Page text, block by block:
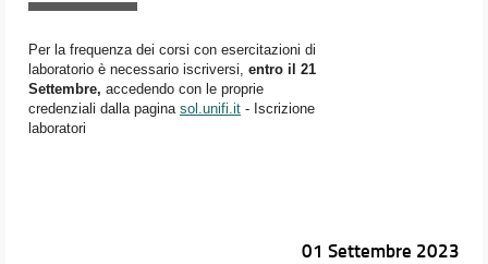
Per la frequenza dei corsi con esercitazioni di
laboratorio è necessario iscriversi, entro il 21
Settembre, accedendo con le proprie
credenziali dalla pagina sol.unifi.it- Iscrizione
laboratori
01 Settembre 2023